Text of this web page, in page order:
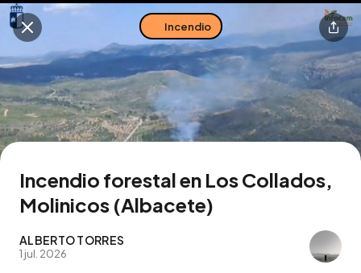
Descarga la app
Buscar en esta zona
Incendio
Incendio forestal en Los Collados,
Molinicos (Albacete)
ALBERTO TORRES
1 jul. 2026